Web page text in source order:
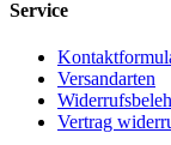
Service
Versandarten
Vertrag